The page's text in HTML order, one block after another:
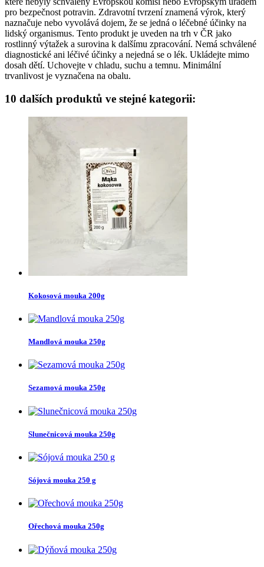
pro bezpečnost potravin. Zdravotní tvrzení znamená výrok, který
naznačuje nebo vyvolává dojem, že se jedná o léčebné účinky na
lidský organismus. Tento produkt je uveden na trh v ČR jako
rostlinný výtažek a surovina k dalšímu zpracování. Nemá schválené
diagnostické ani léčivé účinky a nejedná se o lék. Ukládejte mimo
dosah dětí. Uchovejte v chladu, suchu a temnu. Minimální
trvanlivost je vyznačena na obalu.
10 dalších produktů ve stejné kategorii:
Kokosová mouka 200g
Mandlová mouka 250g
Sezamová mouka 250g
Slunečnicová mouka 250g
Sójová mouka 250 g
Ořechová mouka 250g